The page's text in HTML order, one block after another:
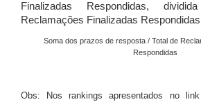
Finalizadas Respondidas,
Reclamações Finalizadas
Soma dos prazos de resposta / Total de
Respondidas
Obs: Nos rankings apresentados no link